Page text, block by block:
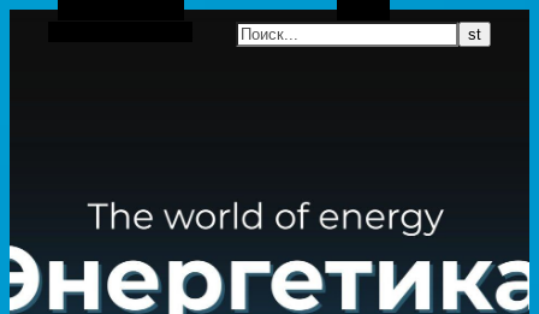
Боковая панель